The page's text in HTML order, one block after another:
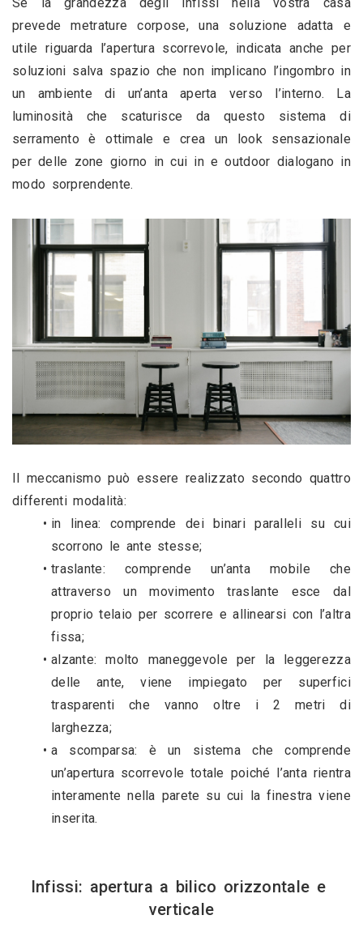
prevede metrature corpose, una soluzione adatta e
utile riguarda l’apertura scorrevole, indicata anche per
soluzioni salva spazio che non implicano l’ingombro in
un ambiente di un’anta aperta verso l’interno. La
luminosità che scaturisce da questo sistema di
serramento è ottimale e crea un look sensazionale
per delle zone giorno in cui in e outdoor dialogano in
modo sorprendente.
Il meccanismo può essere realizzato secondo quattro
differenti modalità:
in linea: comprende dei binari paralleli su cui
scorrono le ante stesse;
traslante: comprende un’anta mobile che
attraverso un movimento traslante esce dal
proprio telaio per scorrere e allinearsi con l’altra
fissa;
alzante: molto maneggevole per la leggerezza
delle ante, viene impiegato per superfici
trasparenti che vanno oltre i 2 metri di
larghezza;
a scomparsa: è un sistema che comprende
un’apertura scorrevole totale poiché l’anta rientra
interamente nella parete su cui la finestra viene
inserita.
Infissi: apertura a bilico orizzontale e
verticale